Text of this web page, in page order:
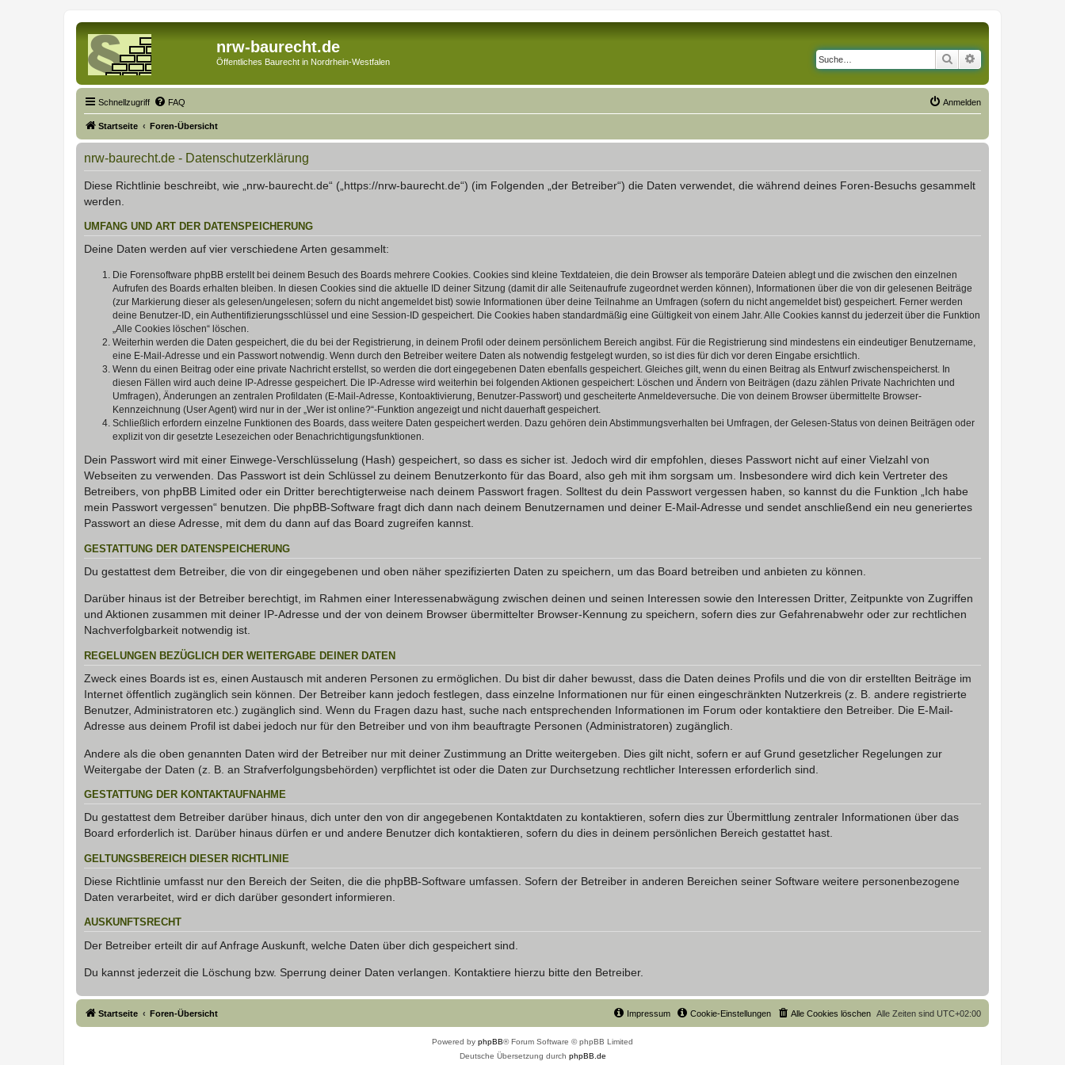
nrw-baurecht.de
Öffentliches Baurecht in Nordrhein-Westfalen Suche
Schnellzugriff FAQ Anmelden
Startseite Foren-Übersicht
nrw-baurecht.de - Datenschutzerklärung
Diese Richtlinie beschreibt, wie „nrw-baurecht.de“ („https://nrw-baurecht.de“) (im Folgenden „der Betreiber“) die Daten verwendet, die während deines Foren-Besuchs gesammelt
werden.
UMFANG UND ART DER DATENSPEICHERUNG
Deine Daten werden auf vier verschiedene Arten gesammelt:
Die Forensoftware phpBB erstellt bei deinem Besuch des Boards mehrere Cookies. Cookies sind kleine Textdateien, die dein Browser als temporäre Dateien ablegt und die zwischen den einzelnen
Aufrufen des Boards erhalten bleiben. In diesen Cookies sind die aktuelle ID deiner Sitzung (damit dir alle Seitenaufrufe zugeordnet werden können), Informationen über die von dir gelesenen Beiträge
(zur Markierung dieser als gelesen/ungelesen; sofern du nicht angemeldet bist) sowie Informationen über deine Teilnahme an Umfragen (sofern du nicht angemeldet bist) gespeichert. Ferner werden
deine Benutzer-ID, ein Authentifizierungsschlüssel und eine Session-ID gespeichert. Die Cookies haben standardmäßig eine Gültigkeit von einem Jahr. Alle Cookies kannst du jederzeit über die Funktion
„Alle Cookies löschen“ löschen.
Weiterhin werden die Daten gespeichert, die du bei der Registrierung, in deinem Profil oder deinem persönlichem Bereich angibst. Für die Registrierung sind mindestens ein eindeutiger Benutzername,
eine E-Mail-Adresse und ein Passwort notwendig. Wenn durch den Betreiber weitere Daten als notwendig festgelegt wurden, so ist dies für dich vor deren Eingabe ersichtlich.
Wenn du einen Beitrag oder eine private Nachricht erstellst, so werden die dort eingegebenen Daten ebenfalls gespeichert. Gleiches gilt, wenn du einen Beitrag als Entwurf zwischenspeicherst. In
diesen Fällen wird auch deine IP-Adresse gespeichert. Die IP-Adresse wird weiterhin bei folgenden Aktionen gespeichert: Löschen und Ändern von Beiträgen (dazu zählen Private Nachrichten und
Umfragen), Änderungen an zentralen Profildaten (E-Mail-Adresse, Kontoaktivierung, Benutzer-Passwort) und gescheiterte Anmeldeversuche. Die von deinem Browser übermittelte Browser-
Kennzeichnung (User Agent) wird nur in der „Wer ist online?“-Funktion angezeigt und nicht dauerhaft gespeichert.
Schließlich erfordern einzelne Funktionen des Boards, dass weitere Daten gespeichert werden. Dazu gehören dein Abstimmungsverhalten bei Umfragen, der Gelesen-Status von deinen Beiträgen oder
explizit von dir gesetzte Lesezeichen oder Benachrichtigungsfunktionen.
Dein Passwort wird mit einer Einwege-Verschlüsselung (Hash) gespeichert, so dass es sicher ist. Jedoch wird dir empfohlen, dieses Passwort nicht auf einer Vielzahl von
Webseiten zu verwenden. Das Passwort ist dein Schlüssel zu deinem Benutzerkonto für das Board, also geh mit ihm sorgsam um. Insbesondere wird dich kein Vertreter des
Betreibers, von phpBB Limited oder ein Dritter berechtigterweise nach deinem Passwort fragen. Solltest du dein Passwort vergessen haben, so kannst du die Funktion „Ich habe
mein Passwort vergessen“ benutzen. Die phpBB-Software fragt dich dann nach deinem Benutzernamen und deiner E-Mail-Adresse und sendet anschließend ein neu generiertes
Passwort an diese Adresse, mit dem du dann auf das Board zugreifen kannst.
GESTATTUNG DER DATENSPEICHERUNG
Du gestattest dem Betreiber, die von dir eingegebenen und oben näher spezifizierten Daten zu speichern, um das Board betreiben und anbieten zu können.
Darüber hinaus ist der Betreiber berechtigt, im Rahmen einer Interessenabwägung zwischen deinen und seinen Interessen sowie den Interessen Dritter, Zeitpunkte von Zugriffen
und Aktionen zusammen mit deiner IP-Adresse und der von deinem Browser übermittelter Browser-Kennung zu speichern, sofern dies zur Gefahrenabwehr oder zur rechtlichen
Nachverfolgbarkeit notwendig ist.
REGELUNGEN BEZÜGLICH DER WEITERGABE DEINER DATEN
Zweck eines Boards ist es, einen Austausch mit anderen Personen zu ermöglichen. Du bist dir daher bewusst, dass die Daten deines Profils und die von dir erstellten Beiträge im
Internet öffentlich zugänglich sein können. Der Betreiber kann jedoch festlegen, dass einzelne Informationen nur für einen eingeschränkten Nutzerkreis (z. B. andere registrierte
Benutzer, Administratoren etc.) zugänglich sind. Wenn du Fragen dazu hast, suche nach entsprechenden Informationen im Forum oder kontaktiere den Betreiber. Die E-Mail-
Adresse aus deinem Profil ist dabei jedoch nur für den Betreiber und von ihm beauftragte Personen (Administratoren) zugänglich.
Andere als die oben genannten Daten wird der Betreiber nur mit deiner Zustimmung an Dritte weitergeben. Dies gilt nicht, sofern er auf Grund gesetzlicher Regelungen zur
Weitergabe der Daten (z. B. an Strafverfolgungsbehörden) verpflichtet ist oder die Daten zur Durchsetzung rechtlicher Interessen erforderlich sind.
GESTATTUNG DER KONTAKTAUFNAHME
Du gestattest dem Betreiber darüber hinaus, dich unter den von dir angegebenen Kontaktdaten zu kontaktieren, sofern dies zur Übermittlung zentraler Informationen über das
Board erforderlich ist. Darüber hinaus dürfen er und andere Benutzer dich kontaktieren, sofern du dies in deinem persönlichen Bereich gestattet hast.
GELTUNGSBEREICH DIESER RICHTLINIE
Diese Richtlinie umfasst nur den Bereich der Seiten, die die phpBB-Software umfassen. Sofern der Betreiber in anderen Bereichen seiner Software weitere personenbezogene
Daten verarbeitet, wird er dich darüber gesondert informieren.
AUSKUNFTSRECHT
Der Betreiber erteilt dir auf Anfrage Auskunft, welche Daten über dich gespeichert sind.
Du kannst jederzeit die Löschung bzw. Sperrung deiner Daten verlangen. Kontaktiere hierzu bitte den Betreiber.
Startseite Foren-Übersicht Alle Zeiten sind UTC+02:00
Alle Cookies löschen
Cookie-Einstellungen
Impressum
Powered by phpBB® Forum Software © phpBB Limited
Deutsche Übersetzung durch phpBB.de